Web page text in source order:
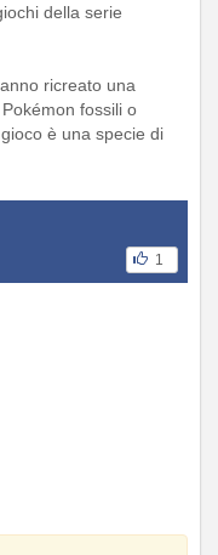
della serie
ricreato una
fossili o
è una specie di
1